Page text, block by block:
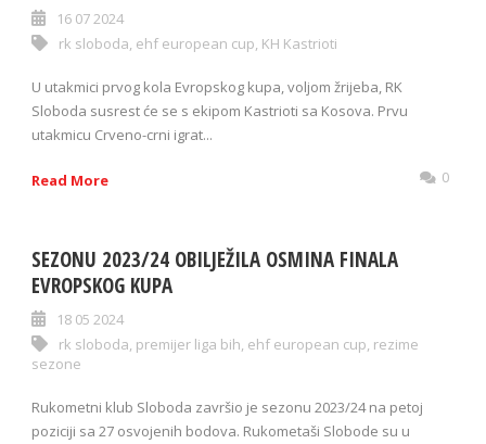
16 07 2024
rk sloboda, ehf european cup, KH Kastrioti
U utakmici prvog kola Evropskog kupa, voljom žrijeba, RK
Sloboda susrest će se s ekipom Kastrioti sa Kosova. Prvu
utakmicu Crveno-crni igrat...
Read More 0
SEZONU 2023/24 OBILJEŽILA OSMINA FINALA
EVROPSKOG KUPA
18 05 2024
rk sloboda, premijer liga bih, ehf european cup, rezime
sezone
Rukometni klub Sloboda završio je sezonu 2023/24 na petoj
poziciji sa 27 osvojenih bodova. Rukometaši Slobode su u